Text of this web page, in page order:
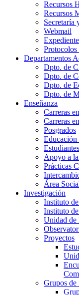
Recursos
Recursos
Secretaría
Webmail
Departamentos
Dpto. de
Dpto. de
Dpto. de
Dpto. de
Enseñanza
Carreras
Carreras
Posgrados
Educación
Apoyo a
Prácticas
Área
Investigación
Instituto
Instituto
Unidad de
Proyectos
Grupos de